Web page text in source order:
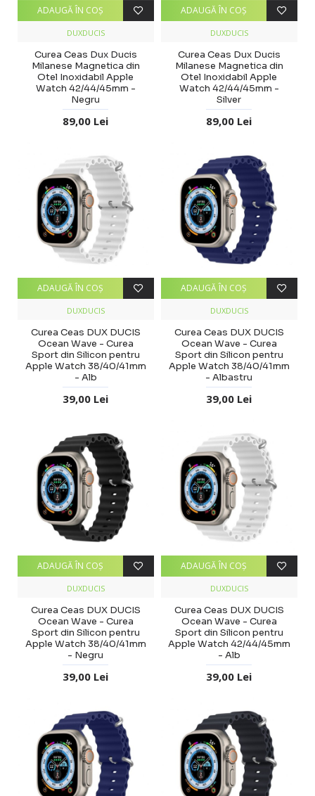
DUXDUCIS
Curea Ceas Dux Ducis
Milanese Magnetica din
Otel Inoxidabil Apple
Watch 42/44/45mm -
Negru
89,00 Lei
ADAUGĂ ÎN COŞ
DUXDUCIS
Curea Ceas Dux Ducis
Milanese Magnetica din
Otel Inoxidabil Apple
Watch 42/44/45mm -
Silver
89,00 Lei
ADAUGĂ ÎN COŞ
DUXDUCIS
Curea Ceas DUX DUCIS
Ocean Wave - Curea
Sport din Silicon pentru
Apple Watch 38/40/41mm
- Alb
39,00 Lei
ADAUGĂ ÎN COŞ
DUXDUCIS
Curea Ceas DUX DUCIS
Ocean Wave - Curea
Sport din Silicon pentru
Apple Watch 38/40/41mm
- Albastru
39,00 Lei
ADAUGĂ ÎN COŞ
DUXDUCIS
Curea Ceas DUX DUCIS
Ocean Wave - Curea
Sport din Silicon pentru
Apple Watch 38/40/41mm
- Negru
39,00 Lei
ADAUGĂ ÎN COŞ
DUXDUCIS
Curea Ceas DUX DUCIS
Ocean Wave - Curea
Sport din Silicon pentru
Apple Watch 42/44/45mm
- Alb
39,00 Lei
ADAUGĂ ÎN COŞ